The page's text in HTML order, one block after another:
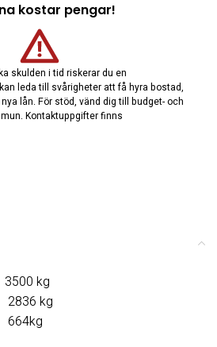
kostar pengar!
skulden i tid riskerar du en
leda till svårigheter att få hyra bostad,
lån. För stöd, vänd dig till budget- och
Kontaktuppgifter finns
kg
kg